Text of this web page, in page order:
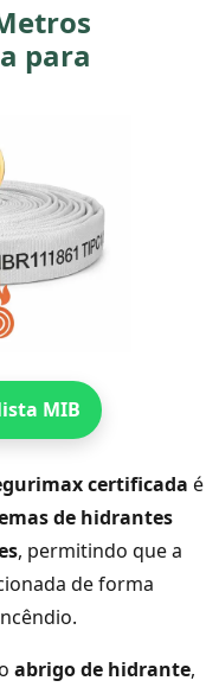
para
MIB
certificada é
de hidrantes
, permitindo que a
de forma
abrigo de hidrante,